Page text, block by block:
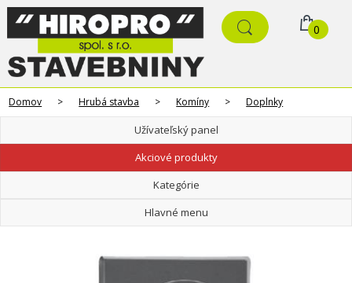
0
Domov > Hrubá stavba > Komíny > Doplnky
Užívateľský panel
Akciové produkty
Kategórie
Hlavné menu